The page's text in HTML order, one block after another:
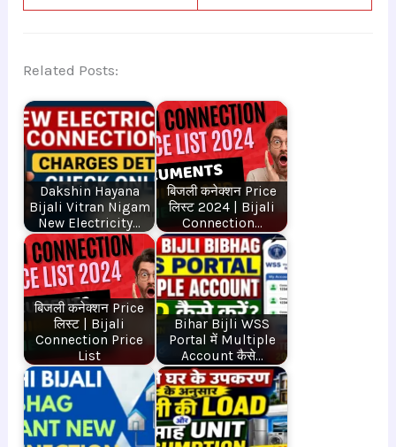
Related Posts:
Dakshin Hayana
Bijali Vitran Nigam
New Electricity…
बिजली कनेक्शन Price
लिस्ट 2024 | Bijali
Connection…
बिजली कनेक्शन Price
लिस्ट | Bijali
Connection Price
List
Bihar Bijli WSS
Portal में Multiple
Account कैसे…